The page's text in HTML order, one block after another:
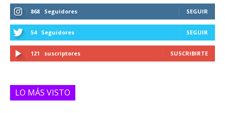
868 Seguidores SEGUIR
54 Seguidores SEGUIR
121 suscriptores SUSCRIBIRTE
LO MÁS VISTO